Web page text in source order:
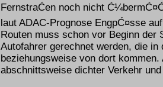
FernstraĆen noch nicht
laut ADAC-Prognose EngpĆ¤sse
Routen muss schon vor Beginn der
Autofahrer gerechnet werden, die
beziehungsweise von dort
abschnittsweise dichter Verkehr